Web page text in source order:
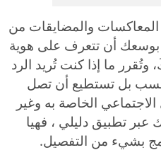
المعاكسات والمضايقات من
أن تتعرف على هوية
ما إذا كنت تُريد الرد
بل تستطيع أن تصل
الخاصة به وغير
تطبيق دليلي ، فهيا
بشيء من التفصيل.